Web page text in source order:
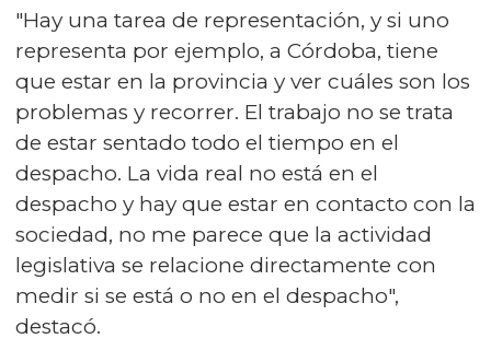
"Hay una tarea de representación, y si uno
representa por ejemplo, a Córdoba, tiene
que estar en la provincia y ver cuáles son los
problemas y recorrer. El trabajo no se trata
de estar sentado todo el tiempo en el
despacho. La vida real no está en el
despacho y hay que estar en contacto con la
sociedad, no me parece que la actividad
legislativa se relacione directamente con
medir si se está o no en el despacho",
destacó.